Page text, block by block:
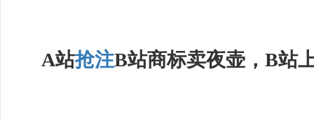
A站抢注B站商标卖夜壶 ， B站